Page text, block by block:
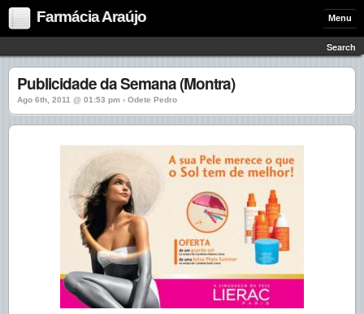
Farmácia Araújo Menu
Search
Publicidade da Semana (Montra)
Ago 6th, 2011 @ 01:53 pm › Odete Pedro